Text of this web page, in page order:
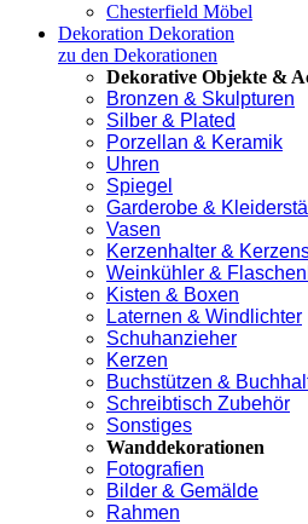
Chesterfield Möbel
Dekoration Dekoration
zu den Dekorationen
Dekorative Objekte &
Bronzen & Skulpturen
Silber & Plated
Porzellan & Keramik
Uhren
Spiegel
Garderobe &
Vasen
Kerzenhalter &
Weinkühler &
Kisten & Boxen
Laternen & Windlichter
Schuhanzieher
Kerzen
Buchstützen &
Schreibtisch Zubehör
Sonstiges
Wanddekorationen
Fotografien
Bilder & Gemälde
Rahmen